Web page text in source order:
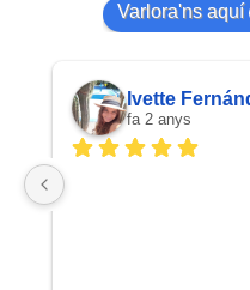
Varlora'ns aquí
Ivette
fa 2 anys